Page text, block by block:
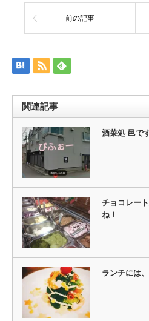
て
Twitter
し
い
ウ
ド
ウ
で
開
き
ま
す)
る
に
ク
し
て
さ
し
い
ウ
ィ
ン
ウ
で
開
ま
す)
前の記事
関連記事
酒菜処 邑です
チョコレー
ね！
ランチには、